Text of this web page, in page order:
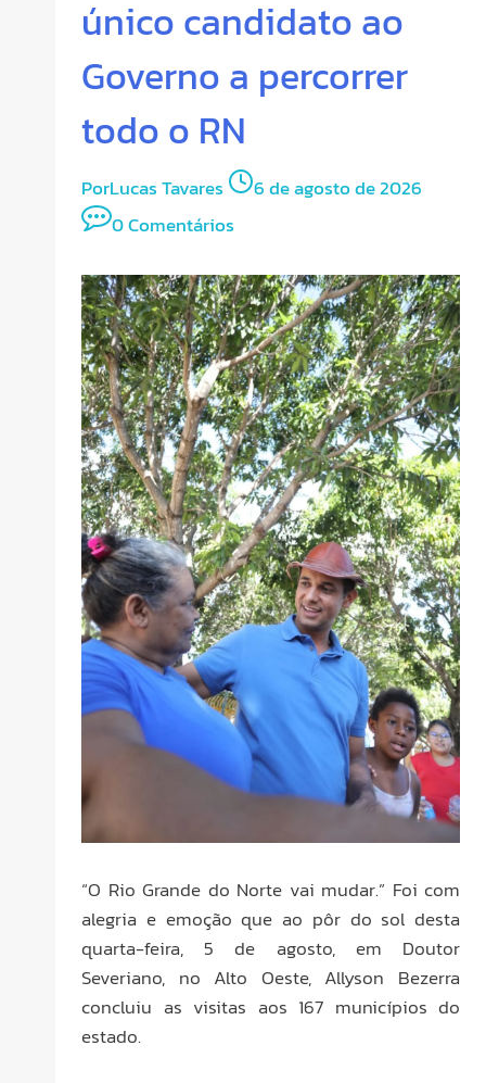
único candidato ao
Governo a percorrer
todo o RN
PorLucas Tavares
6 de agosto de 2026
0 Comentários
“O Rio Grande do Norte vai mudar.” Foi com
alegria e emoção que ao pôr do sol desta
quarta-feira, 5 de agosto, em Doutor
Severiano, no Alto Oeste, Allyson Bezerra
concluiu as visitas aos 167 municípios do
estado.